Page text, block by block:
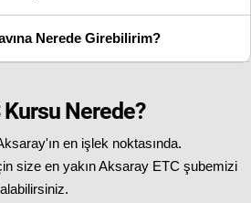
Nerede Girebilirim?
Kursu Nerede?
en işlek noktasında.
size en yakın Aksaray ETC şubemizi